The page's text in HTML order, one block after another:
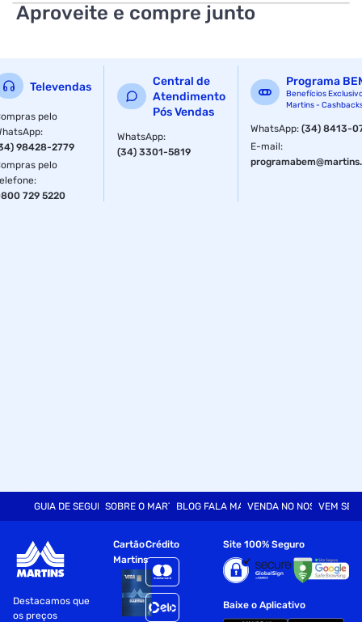
Aproveite e compre junto
Televendas
pelo
:
98428-2779
pelo
:
729 5220
Central de
Atendimento
Pós Vendas
WhatsApp:
(34) 3301-5819
Programa
Benefícios
Martins -
WhatsApp:(34) 8413-
E-mail:
GUIA DE SEGURANÇASOBRE O MARTINSBLOG FALA MARTVENDA NO NOSSO SITE
VEM SER
Destacamos que
os preços
Cartão
Martins
Crédito Site 100% Seguro
Baixe o Aplicativo